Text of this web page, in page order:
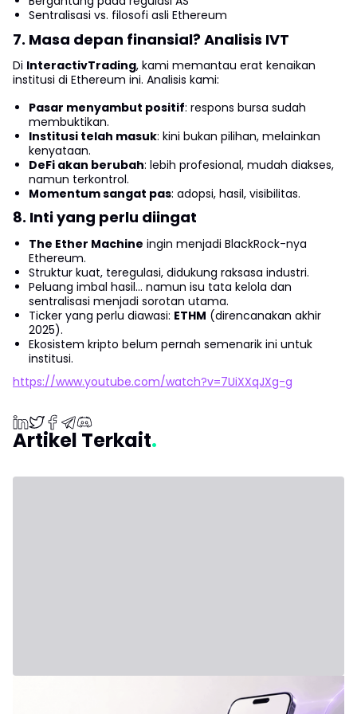
Sentralisasi vs. filosofi asli Ethereum
7. Masa depan finansial? Analisis IVT
Di InteractivTrading, kami memantau erat kenaikan
institusi di Ethereum ini. Analisis kami:
Pasar menyambut positif: respons bursa sudah
membuktikan.
Institusi telah masuk: kini bukan pilihan, melainkan
kenyataan.
DeFi akan berubah: lebih profesional, mudah diakses,
namun terkontrol.
Momentum sangat pas: adopsi, hasil, visibilitas.
8. Inti yang perlu diingat
The Ether Machine ingin menjadi BlackRock-nya
Ethereum.
Struktur kuat, teregulasi, didukung raksasa industri.
Peluang imbal hasil... namun isu tata kelola dan
sentralisasi menjadi sorotan utama.
Ticker yang perlu diawasi: ETHM (direncanakan akhir
2025).
Ekosistem kripto belum pernah semenarik ini untuk
institusi.
https://www.youtube.com/watch?v=7UiXXqJXg-g
Artikel Terkait